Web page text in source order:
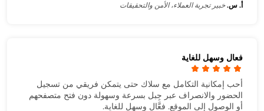
أ. س.خبير تجربة العملاء، الأمن والتحقيقات
فعال وسهل للغاية
أحب إمكانية التكامل مع سلاك حتى يتمكن فريقي من تسجيل
الحضور والانصراف عبر جِبل بسرعة وسهولة دون فتح متصفحهم
أو الوصول إلى الموقع. فعَّال وسهل للغاية.